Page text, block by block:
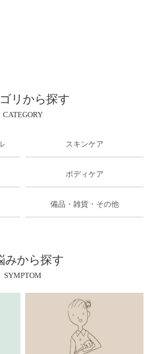
リから探す
CATEGORY
スキンケア
ボディケア
備品・雑貨・その他
みから探す
SYMPTOM